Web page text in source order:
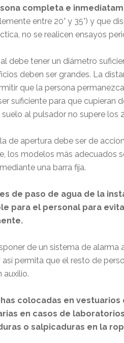
completa e
entre 20° y 35°) y que
no se realicen ensayos
debe tener un diámetro
deben ser grandes. La
que la persona
suficiente para que cupieran
al pulsador no supere los
de apertura debe ser de
los modelos más adecuados
una barra fija.
de paso de agua de la
para el personal para
de un sistema de
así permita que el resto de
auxilio.
colocadas en
en casos de
o salpicaduras en la